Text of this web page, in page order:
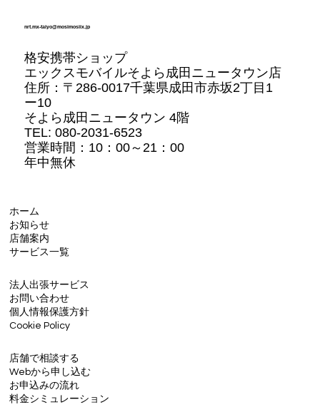
nrt.mx-taiyo@mosimosiix.jp
格安携帯ショップ
エックスモバイルそよら成田ニュータウン店
住所： 〒286-0017千葉県成田市赤坂2丁目1
ー10
そよら成田ニュータウン 4階
TEL: 080-2031-6523
営業時間：10：00～21：00
年中無休
ホーム
お知らせ
店舗案内
サービス一覧
法人出張サービス
お問い合わせ
個人情報保護方針
Cookie Policy
店舗で相談する
Webから申し込む
お申込みの流れ
料金シミュレーション